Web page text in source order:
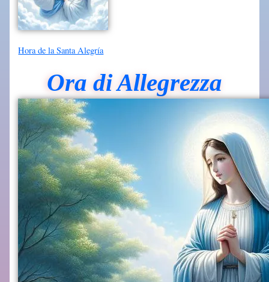
Hora de la Santa Alegría
Ora di Allegrezza